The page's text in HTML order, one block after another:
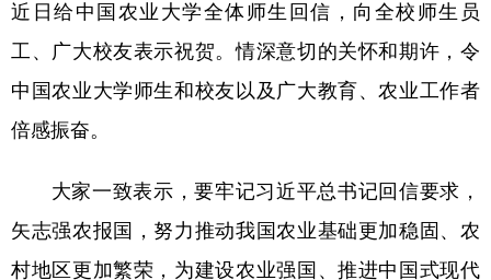
文化产业
辽宁 吉林 上海 江苏
近日给中国农业大学全体师生回信，向全校师生员
工、广大校友表示祝贺。情深意切的关怀和期许，令
中国农业大学师生和校友以及广大教育、农业工作者
倍感振奋。
大家一致表示，要牢记习近平总书记回信要求，
矢志强农报国，努力推动我国农业基础更加稳固、农
村地区更加繁荣，为建设农业强国、推进中国式现代